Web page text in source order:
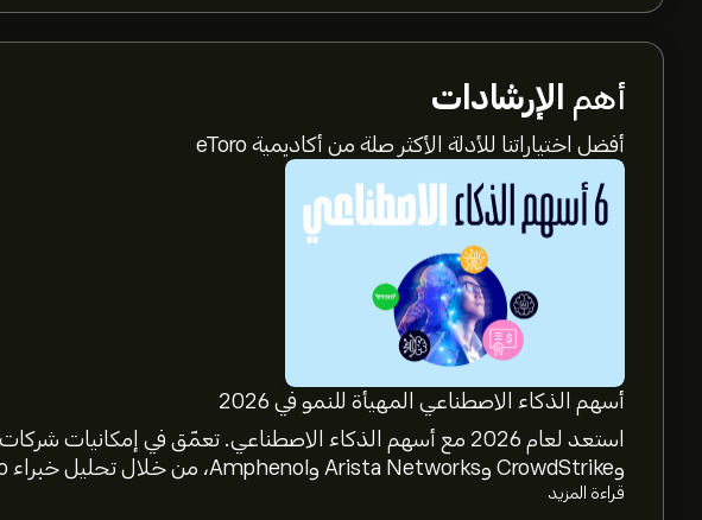
أهم الإرشادات
أفضل اختياراتنا للأدلة الأكثر صلة من أكاديمية eToro
أسهم الذكاء الاصطناعي المهيأة للنمو في 2026
وCrowdStrike وArista Networks وAmphenol، من خلال تحليل خبراء eToro.
قراءة المزيد